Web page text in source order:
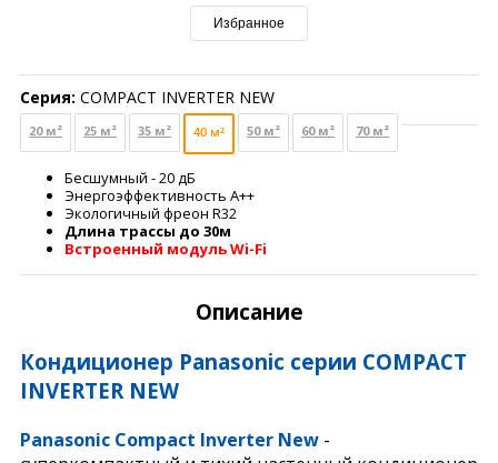
Избранное
Серия: COMPACT INVERTER NEW
20 м² 25 м² 35 м² 40 м² 50 м² 60 м² 70 м²
Бесшумный - 20 дБ
Энергоэффективность А++
Экологичный фреон R32
Длина трассы до 30м
Встроенный модуль Wi-Fi
Описание
Кондиционер Panasonic серии COMPACT
INVERTER NEW
Panasonic Compact Inverter New -